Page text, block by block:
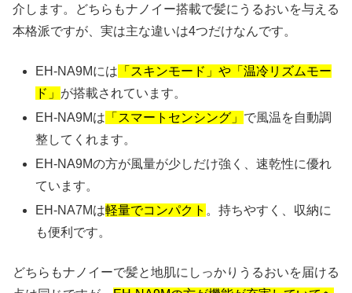
介します。どちらもナノイー搭載で髪にうるおいを与える
本格派ですが、実は主な違いは4つだけなんです。
EH-NA9Mには 「スキンモード」や「温冷リズムモー
ド」 が搭載されています。
EH-NA9Mは 「スマートセンシング」 で風温を自動調
整してくれます。
EH-NA9Mの方が風量が少しだけ強く、速乾性に優れ
ています。
EH-NA7Mは軽量でコンパクト 。持ちやすく、収納に
も便利です。
どちらもナノイーで髪と地肌にしっかりうるおいを届ける